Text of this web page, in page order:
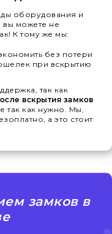
оборудования и
вы можете не
К тому же мы:
без потери
при вскрытию
так как
вскрытия замков
так как нужно. Мы,
а это стоит
замков в